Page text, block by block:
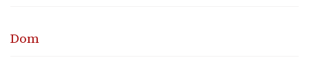
Dom